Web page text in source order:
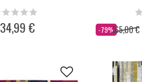
34,99 € -79%
Dès 165,00 €